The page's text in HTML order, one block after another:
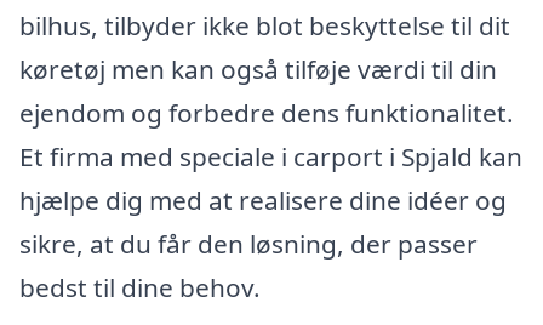
bilhus, tilbyder ikke blot beskyttelse til dit
køretøj men kan også tilføje værdi til din
ejendom og forbedre dens funktionalitet.
Et firma med speciale i carport i Spjald kan
hjælpe dig med at realisere dine idéer og
sikre, at du får den løsning, der passer
bedst til dine behov.